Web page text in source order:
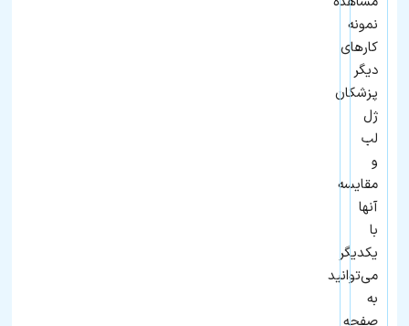
نمونه
کارهای
دیگر
پزشکان
ژل
لب
و
مقایسه
آنها
با
یکدیگر
می‌توانید
به